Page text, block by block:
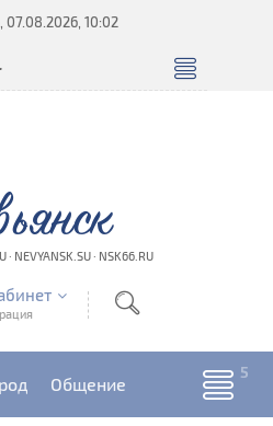
07.08.2026, 10:02
· NEVYANSK.SU · NSK66.RU
Общение